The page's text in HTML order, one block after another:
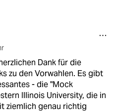
Dank für die
zu den Vorwahlen. Es gibt
- die "Mock
Illinois University, die in
ziemlich genau richtig